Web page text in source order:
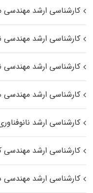
کارشناسی ارشد
کارشناسی ارشد مهندسی
کارشناسی ارشد مهندسی
کارشناسی ارشد مهندسی
کارشناسی ارشد
کارشناسی ارشد مهندسی
کارشناسی ارشد مهندسی